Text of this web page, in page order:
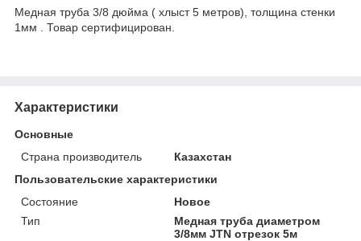
Медная труба 3/8 дюйма ( хлыст 5 метров), толщина стенки
1мм . Товар сертифицирован.
Характеристики
Основные
Страна производитель
Казахстан
Пользовательские характеристики
Состояние
Новое
Тип
Медная труба диаметром
3/8мм JTN отрезок 5м